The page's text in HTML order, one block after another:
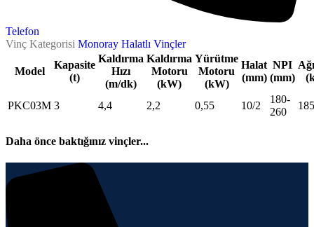
Telefon
Vinç Kategorisi Monoray Halatlı Vinçler
Model
Kapasite
(t)
Kaldırma
Hızı
(m/dk)
Kaldırma
Motoru
(kW)
Yürütme
Motoru
(kW)
Halat
(mm)
NPI
(mm)
PKC03M 3 4,4 2,2 0,55 10/2
180-
260
185
Daha önce baktığınız vinçler...